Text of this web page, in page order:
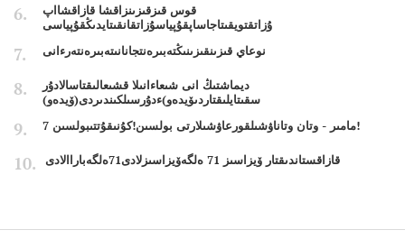
قوس قىزقىزىنزاقشا قازاقشااپ
ۇزاتقتويقىتاجاساپقۇپياسۇزاتقانقىتايدىڭقۇپياسى
نوعاي قىزىنقىزىنىڭتەبىرەنتجانانىتەبىرەنتەرءانى
ديماشتىڭ انى شىعاءانىلا قشىعالىقتاسالادۇر
سقىتايلىقتاردىۆيدەو)ءدۇرسىلكىندىردى(ۆيدەو)
7 مامىر - وتان وتاناۋشىلقورعاۋشىلارتى بولسىن!كۇنىقۇتتىبولسىن!
قازاقستاندىقتار ۆيزاسىز 71 ەلگەۆيزاسىزلادى71ەلگەباراالادى